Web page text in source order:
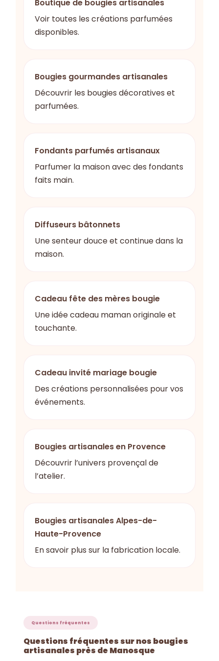
Boutique de bougies artisanales
Voir toutes les créations parfumées
disponibles.
Bougies gourmandes artisanales
Découvrir les bougies décoratives et
parfumées.
Fondants parfumés artisanaux
Parfumer la maison avec des fondants
faits main.
Diffuseurs bâtonnets
Une senteur douce et continue dans la
maison.
Cadeau fête des mères bougie
Une idée cadeau maman originale et
touchante.
Cadeau invité mariage bougie
Des créations personnalisées pour vos
événements.
Bougies artisanales en Provence
Découvrir l’univers provençal de
l’atelier.
Bougies artisanales Alpes-de-
Haute-Provence
En savoir plus sur la fabrication locale.
Questions fréquentes
Questions fréquentes sur nos bougies
artisanales près de Manosque